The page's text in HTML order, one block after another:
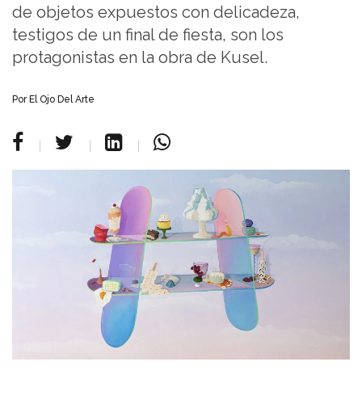
de objetos expuestos con delicadeza,
testigos de un final de fiesta, son los
protagonistas en la obra de Kusel.
Por El Ojo Del Arte